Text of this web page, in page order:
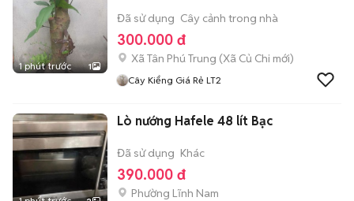
1 phút trước 1
Đã sử dụng Cây cảnh trong nhà
300.000 đ
Xã Tân Phú Trung (Xã Củ Chi mới)
Cây Kiểng Giá Rẻ LT2
Lò nướng Hafele 48 lít Bạc
Đã sử dụng Khác
390.000 đ
Phường Lĩnh Nam